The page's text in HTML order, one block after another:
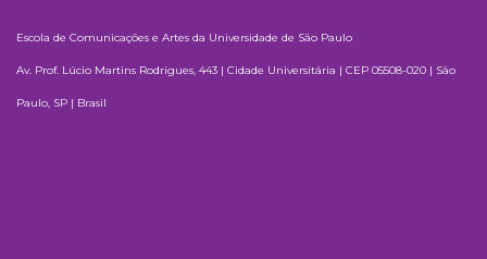
Escola de Comunicações e Artes da Universidade de São Paulo
Av. Prof. Lúcio Martins Rodrigues, 443 | Cidade Universitária | CEP 05508-020 | São
Paulo, SP | Brasil